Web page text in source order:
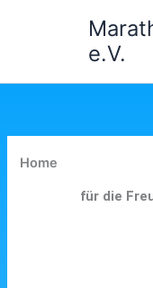
e.V.
Home
für die